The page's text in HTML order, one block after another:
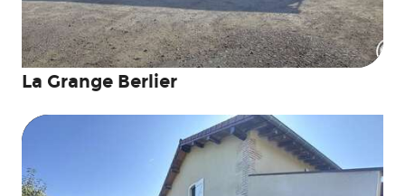
La Grange Berlier